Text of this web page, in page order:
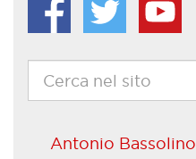
Antonio Bassolino